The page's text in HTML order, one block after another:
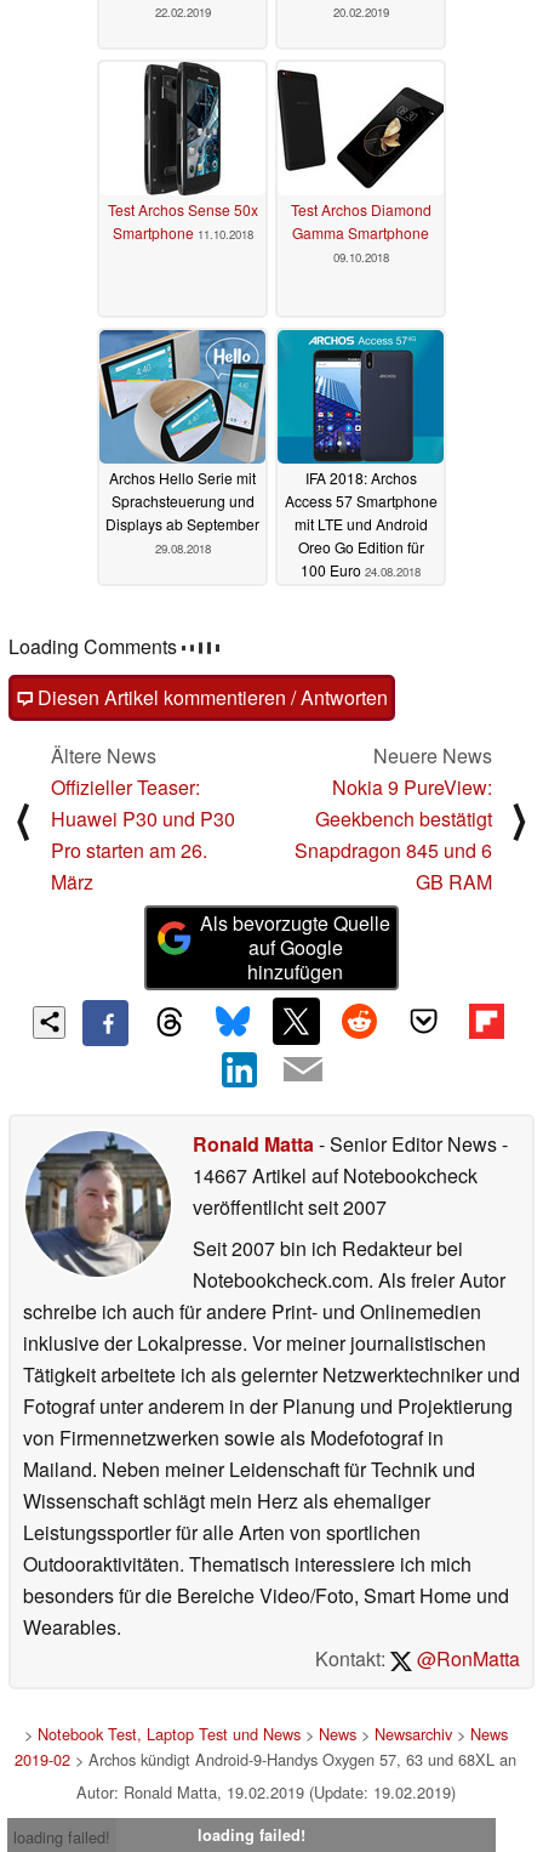
22.02.2019 20.02.2019
Test Archos Sense 50x
Smartphone 11.10.2018
Test Archos Diamond
Gamma Smartphone
09.10.2018
Archos Hello Serie mit
Sprachsteuerung und
Displays ab September
29.08.2018
IFA 2018: Archos
Access 57 Smartphone
mit LTE und Android
Oreo Go Edition für
100 Euro 24.08.2018
Loading Comments
Diesen Artikel kommentieren / Antworten
⟨
Ältere News
Offizieller Teaser:
Huawei P30 und P30
Pro starten am 26.
März
Neuere News
Nokia 9 PureView:
Geekbench bestätigt
Snapdragon 845 und 6
GB RAM
⟩
Als bevorzugte Quelle
auf Google
hinzufügen
Ronald Matta- Senior Editor News-
14667 Artikel auf Notebookcheck
veröffentlichtseit 2007
Seit 2007 bin ich Redakteur bei
Notebookcheck.com. Als freier Autor
schreibe ich auch für andere Print- und Onlinemedien
inklusive der Lokalpresse. Vor meiner journalistischen
Tätigkeit arbeitete ich als gelernter Netzwerktechniker und
Fotograf unter anderem in der Planung und Projektierung
von Firmennetzwerken sowie als Modefotograf in
Mailand. Neben meiner Leidenschaft für Technik und
Wissenschaft schlägt mein Herz als ehemaliger
Leistungssportler für alle Arten von sportlichen
Outdooraktivitäten. Thematisch interessiere ich mich
besonders für die Bereiche Video/Foto, Smart Home und
Wearables.
Kontakt:
@RonMatta
> Notebook Test, Laptop Test und News> News> Newsarchiv> News
2019-02 > Archos kündigt Android-9-Handys Oxygen 57, 63 und 68XL an
Autor: Ronald Matta, 19.02.2019 (Update: 19.02.2019)
loading failed!
loading failed!